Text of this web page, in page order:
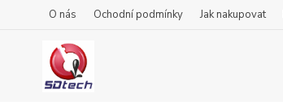
O nás Ochodní podmínky Jak nakupovat